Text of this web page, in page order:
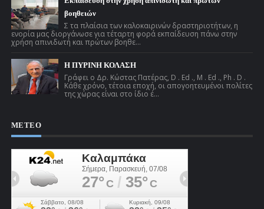
βοηθειών
Σ τα πλαίσια των καλοκαιρινών δραστηριοτήτων, η
ενορία μας διοργάνωσε για τέταρτη φορά εκπαίδευση πάνω στην
χρήση απινιδωτή και πρώτων βοηθε...
Η ΠΥΡΙΝΗ ΚΟΛΑΣΗ
Γράφει ο Δρ. Κώστας Πατέρας, D . Ed ., M . Ed ., Ph . D .
Κάθε χρόνο, τέτοια εποχή, οι απογοητευμένοι πολίτες
της χώρας είναι στο ίδιο έ...
ΜΕΤΕΟ